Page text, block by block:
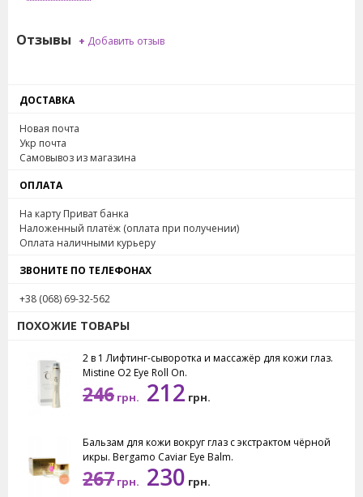
ДОСТАВКА
Новая почта
Укр почта
Самовывоз из магазина
ОПЛАТА
На карту Приват банка
Наложенный платёж (оплата при получении)
Оплата наличными курьеру
ЗВОНИТЕ ПО ТЕЛЕФОНАХ
+38 (068) 69-32-562
ПОХОЖИЕ ТОВАРЫ
2 в 1 Лифтинг-сыворотка и массажёр для кожи глаз.
Mistine O2 Eye Roll On.
246 грн. 212 грн.
Бальзам для кожи вокруг глаз с экстрактом чёрной
икры. Bergamo Caviar Eye Balm.
267 грн. 230 грн.
составе, как арбутин, экстракт корня шелковицы,
на омоложение. Праймер смягчает и
разглаживает кожу, стимулирует выработку
коллагена, борется с преждевременным
увяданием кожи.
Отзывы + Добавить отзыв